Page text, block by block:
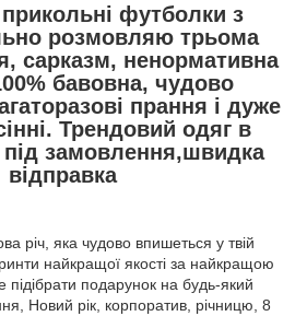
футболки з
розмовляю трьома
сарказм, ненормативна
бавовна, чудово
прання і дуже
Трендовий одяг в
під замовлення,швидка
відправка
річ, яка чудово впишеться у твій
найкращої якості за найкращою
подарунок на будь-який
Новий рік, корпоратив, річницю, 8